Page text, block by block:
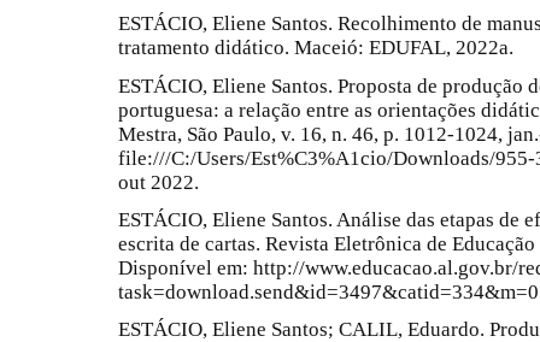
ESTÁCIO, Eliene Santos. Recolhimento de
tratamento didático. Maceió: EDUFAL, 2022a.
ESTÁCIO, Eliene Santos. Proposta de produção
portuguesa: a relação entre as orientações
Mestra, São Paulo, v. 16, n. 46, p. 1012-1024,
file:///C:/Users/Est%C3%A1cio/Downloads/
out 2022.
ESTÁCIO, Eliene Santos. Análise das etapas de
escrita de cartas. Revista Eletrônica de
Disponível em: http://www.educacao.al.gov.br/
ESTÁCIO, Eliene Santos; CALIL, Eduardo.